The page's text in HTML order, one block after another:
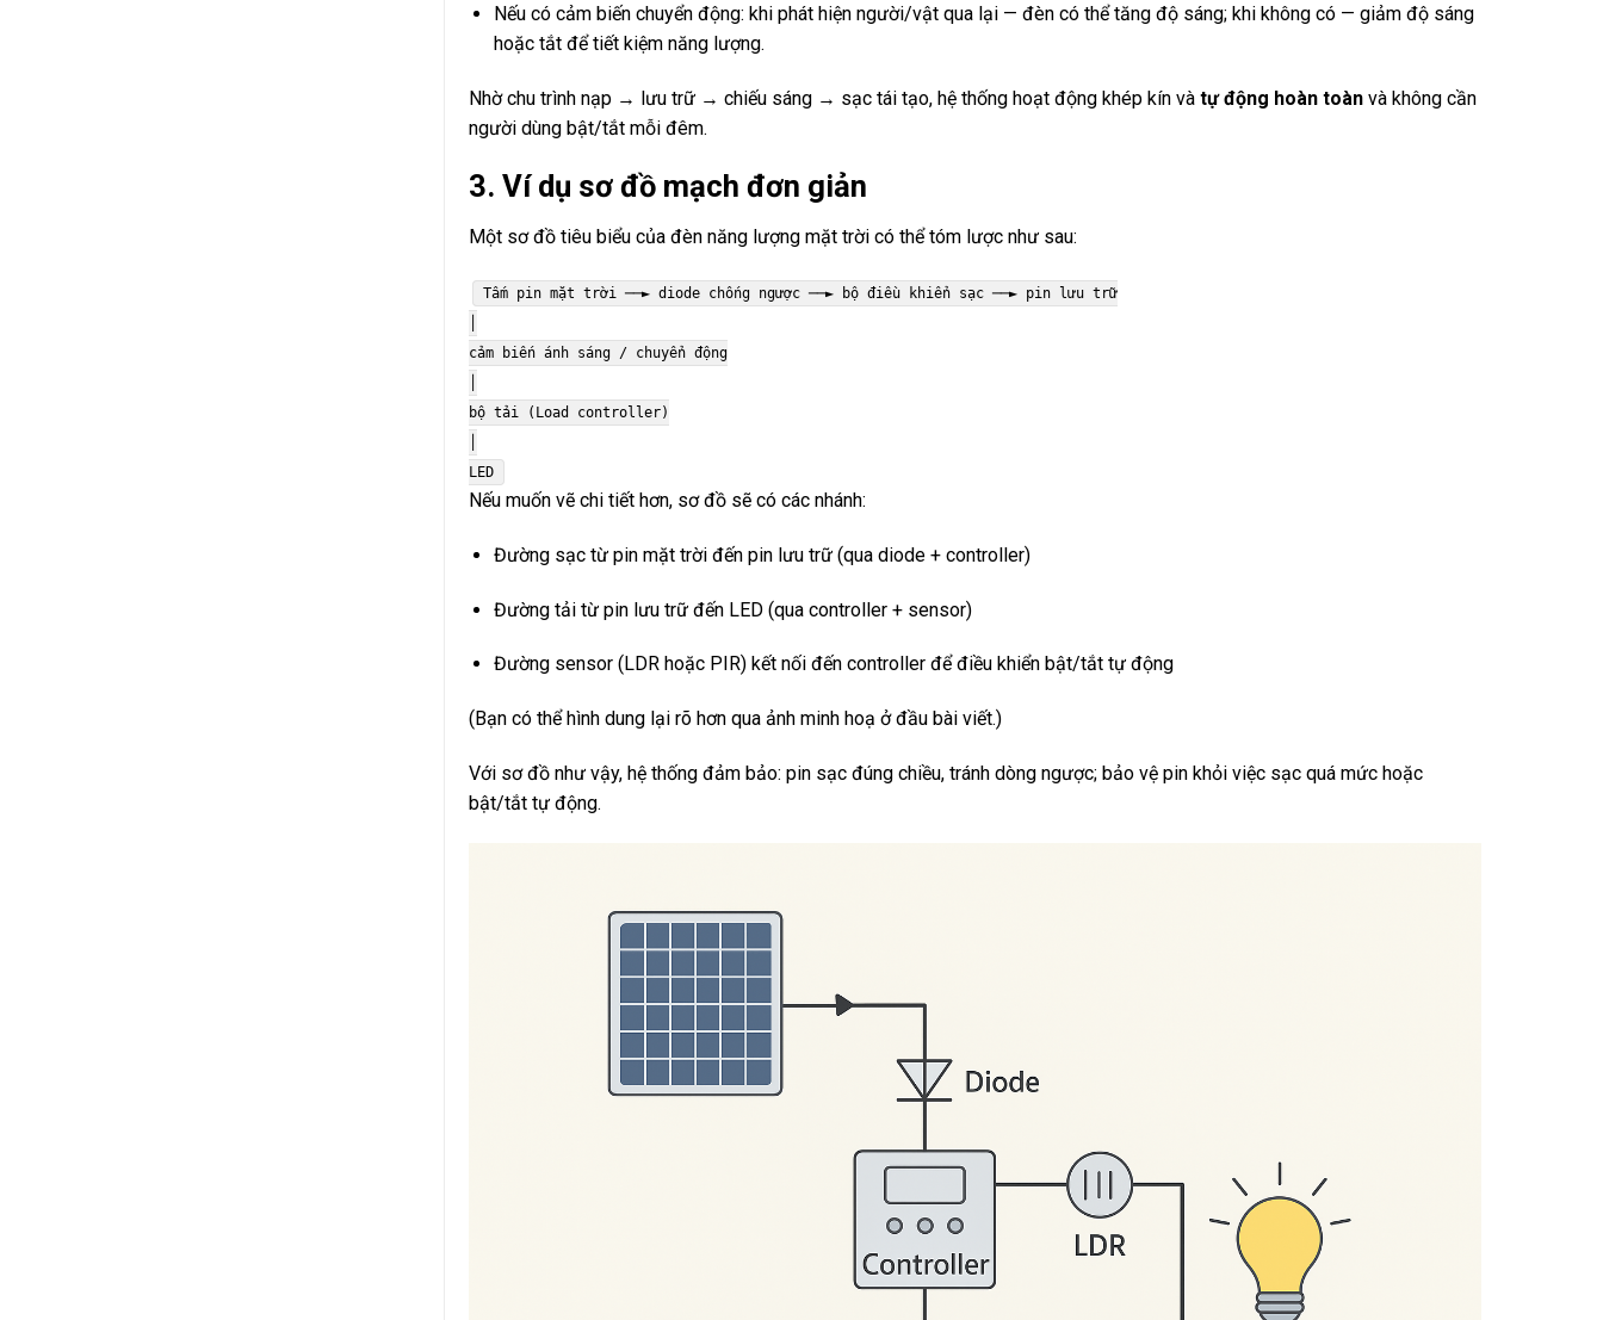
Nếu có cảm biến chuyển động: khi phát hiện người/vật qua lại — đèn có thể tăng độ sáng; khi không có — giảm độ sáng
hoặc tắt để tiết kiệm năng lượng.
Nhờ chu trình nạp → lưu trữ → chiếu sáng → sạc tái tạo, hệ thống hoạt động khép kín và tự động hoàn toàn và không cần
người dùng bật/tắt mỗi đêm.
3. Ví dụ sơ đồ mạch đơn giản
Một sơ đồ tiêu biểu của đèn năng lượng mặt trời có thể tóm lược như sau:
Tấm pin mặttrời ──► diode chống ngược ──► bộ điều khiển sạc ──► pin lưutrữ
cảm biến ánh sáng / chuyển động
bộ tải (Load controller)
LED
Nếu muốn vẽ chi tiết hơn, sơ đồ sẽ có các nhánh:
Đường sạc từ pin mặt trời đến pin lưu trữ (qua diode + controller)
Đường tải từ pin lưu trữ đến LED (qua controller + sensor)
Đường sensor (LDR hoặc PIR) kết nối đến controller để điều khiển bật/tắt tự động
(Bạn có thể hình dung lại rõ hơn qua ảnh minh hoạ ở đầu bài viết.)
Với sơ đồ như vậy, hệ thống đảm bảo: pin sạc đúng chiều, tránh dòng ngược; bảo vệ pin khỏi việc sạc quá mức hoặc
bật/tắt tự động.